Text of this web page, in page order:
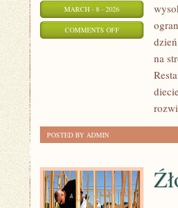
MARCH - 8 - 2026
COMMENTS OFFON
na
POSTED BY ADMIN